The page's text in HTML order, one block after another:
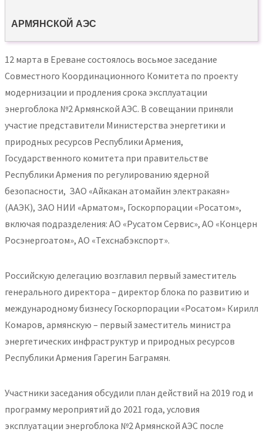
АРМЯНСКОЙ АЭС
12 марта в Ереване состоялось восьмое заседание
Совместного Координационного Комитета по проекту
модернизации и продления срока эксплуатации
энергоблока №2 Армянской АЭС. В совещании приняли
участие представители Министерства энергетики и
природных ресурсов Республики Армения,
Государственного комитета при правительстве
Республики Армения по регулированию ядерной
безопасности, ЗАО «Айкакан атомайин электракаян»
(ААЭК), ЗАО НИИ «Арматом», Госкорпорации «Росатом»,
включая подразделения: АО «Русатом Сервис», АО «Концерн
Росэнергоатом», АО «Техснабэкспорт».
Российскую делегацию возглавил первый заместитель
генерального директора – директор блока по развитию и
международному бизнесу Госкорпорации «Росатом» Кирилл
Комаров, армянскую – первый заместитель министра
энергетических инфраструктур и природных ресурсов
Республики Армения Гарегин Баграмян.
Участники заседания обсудили план действий на 2019 год и
программу мероприятий до 2021 года, условия
эксплуатации энергоблока №2 Армянской АЭС после